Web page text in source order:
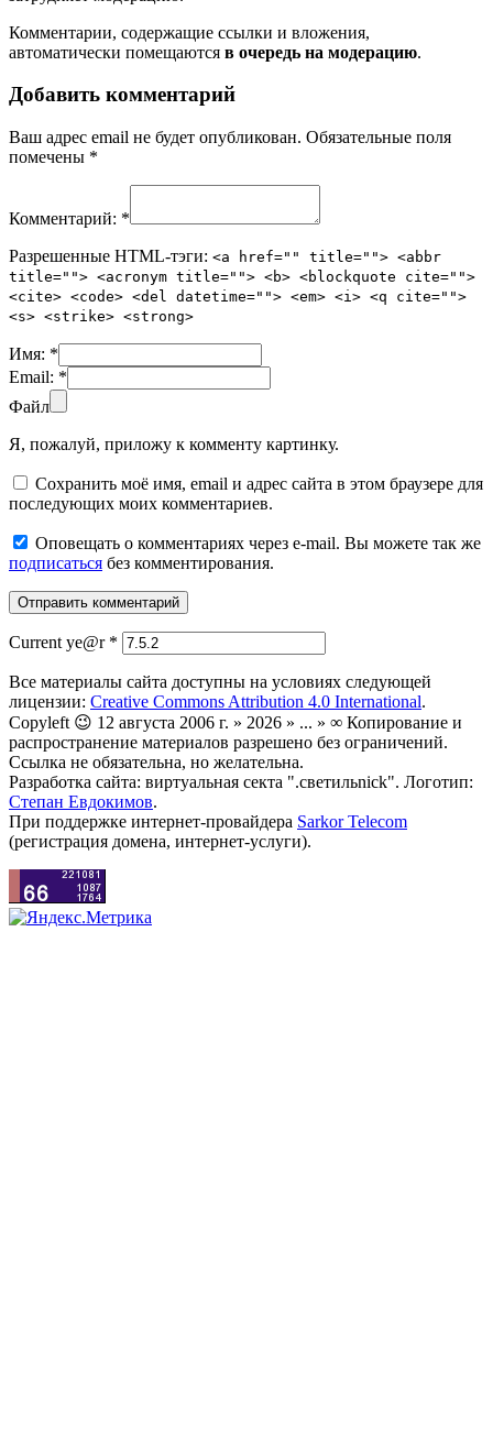
Комментарии, содержащие ссылки и вложения,
автоматически помещаются в очередь на модерацию.
Добавить комментарий
Ваш адрес email не будет опубликован. Обязательные поля
помечены *
Комментарий: *
Разрешенные HTML-тэги: <a href="" title=""> <abbr
title=""> <acronym title=""> <b> <blockquote cite="">
<cite> <code> <del datetime=""> <em> <i> <q cite="">
<s> <strike> <strong>
Имя: *
Email: *
Файл
Я, пожалуй, приложу к комменту картинку.
Сохранить моё имя, email и адрес сайта в этом браузере для
последующих моих комментариев.
Оповещать о комментариях через e-mail. Вы можете так же
подписаться без комментирования.
Current ye@r *
Все материалы сайта доступны на условиях следующей
лицензии: Creative Commons Attribution 4.0 International.
Copyleft 😉 12 августа 2006 г. » 2026 » ... » ∞ Копирование и
распространение материалов разрешено без ограничений.
Ссылка не обязательна, но желательна.
Разработка сайта: виртуальная секта ".светильnick". Логотип:
Степан Евдокимов.
При поддержке интернет-провайдера Sarkor Telecom
(регистрация домена, интернет-услуги).